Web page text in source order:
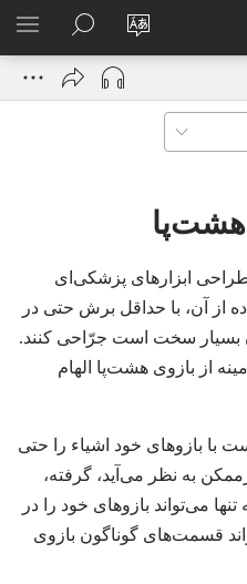
زبان
سایت
را
ورود
باز
JW.ORG
جستجو
هشت‌پا
ابزارهای پزشکی‌ای
از آن،‏ با حداقل برش حتی در
بسیار سخت است جرّاحی کنند.‏
از بازوی هشت‌پا الهام
با بازوهای خود اشیاء را حتی
به نظر می‌آید،‏ گرفته،‏
می‌تواند بازوهای خود را در
قسمت‌های گوناگون بازوی